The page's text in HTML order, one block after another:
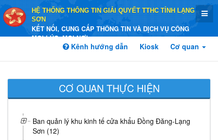
HỆ THỐNG THÔNG TIN GIẢI QUYẾT TTHC TỈNH LẠNG
SƠN
KẾT NỐI, CUNG CẤP THÔNG TIN VÀ DỊCH VỤ CÔNG
MỌI LÚC, MỌI NƠI
Kênh hướng dẫn Kiosk Cơ quan
CƠ QUAN THỰC HIỆN
Ban quản lý khu kinh tế cửa khẩu Đồng Đăng-Lạng
Sơn (12)